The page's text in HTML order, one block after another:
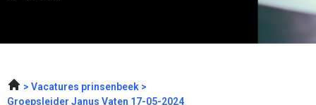
Vacatures prinsenbeek
Groepsleider Janus Vaten 17-05-2024